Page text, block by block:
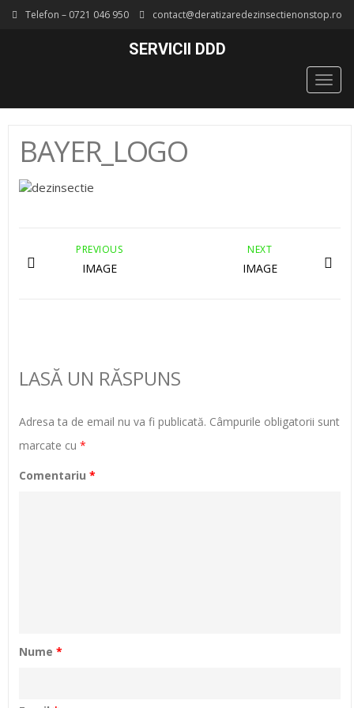
Telefon – 0721 046 950 contact@deratizaredezinsectienonstop.ro
SERVICII DDD
BAYER_LOGO
NEXT
IMAGE
PREVIOUS
IMAGE
LASĂ UN RĂSPUNS
Adresa ta de email nu va fi publicată. Câmpurile obligatorii sunt
marcate cu *
Comentariu *
Nume *